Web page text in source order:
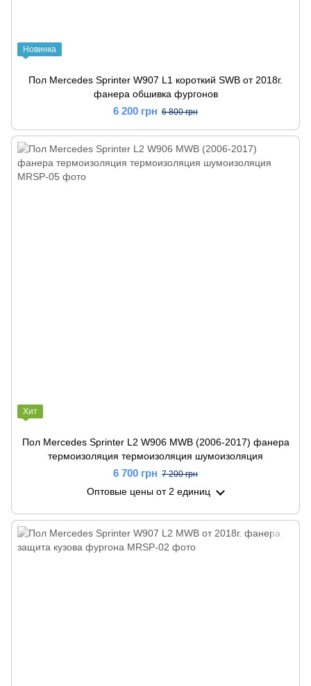
Новинка
Пол Mercedes Sprinter W907 L1 короткий SWB от 2018г.
фанера обшивка фургонов
6 200 грн 6 800 грн
Хит
Пол Mercedes Sprinter L2 W906 MWB (2006-2017) фанера
термоизоляция термоизоляция шумоизоляция
6 700 грн 7 200 грн
Оптовые ценыот 2 единиц